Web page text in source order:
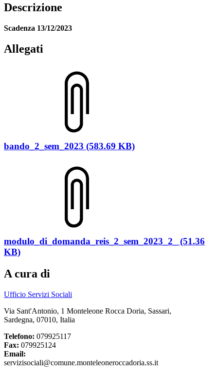
Descrizione
Scadenza 13/12/2023
Allegati
bando_2_sem_2023 (583.69 KB)
modulo_di_domanda_reis_2_sem_2023_2_ (51.36
KB)
A cura di
Ufficio Servizi Sociali
Via Sant'Antonio, 1 Monteleone Rocca Doria, Sassari,
Sardegna, 07010, Italia
Telefono: 079925117
Fax: 079925124
Email:
servizisociali@comune.monteleoneroccadoria.ss.it